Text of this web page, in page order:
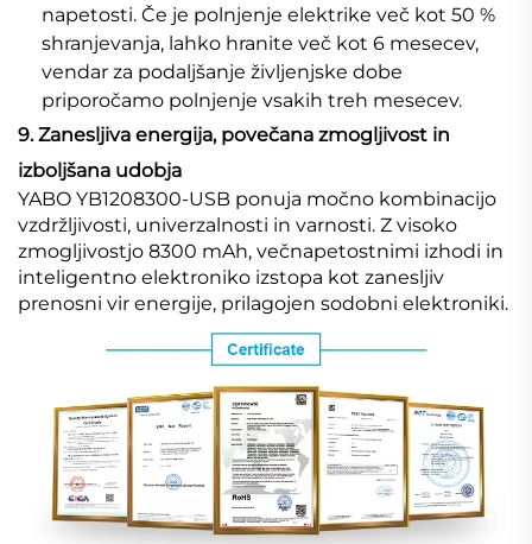
napetosti. Če je polnjenje elektrike več kot 50 %
shranjevanja, lahko hranite več kot 6 mesecev,
vendar za podaljšanje življenjske dobe
priporočamo polnjenje vsakih treh mesecev.
9. Zanesljiva energija, povečana zmogljivost in
izboljšana udobja
YABO YB1208300-USB ponuja močno kombinacijo
vzdržljivosti, univerzalnosti in varnosti. Z visoko
zmogljivostjo 8300 mAh, večnapetostnimi izhodi in
inteligentno elektroniko izstopa kot zanesljiv
prenosni vir energije, prilagojen sodobni elektroniki.